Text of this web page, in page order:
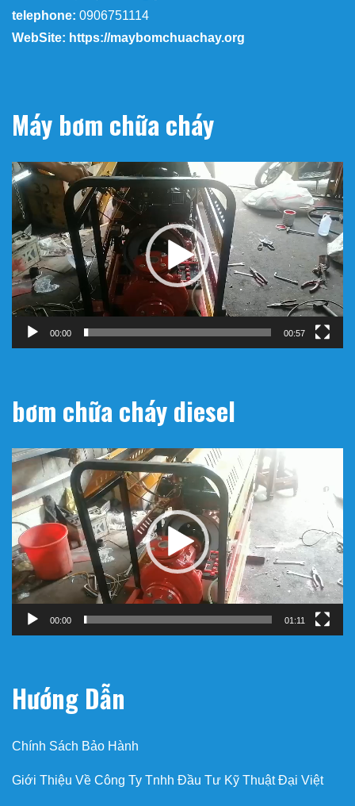
telephone: 0906751114
WebSite: https://maybomchuachay.org
Máy bơm chữa cháy
Trình
chơi
Video
00:00 00:57
bơm chữa cháy diesel
Trình
chơi
Video
00:00 01:11
Hướng Dẫn
Chính Sách Bảo Hành
Giới Thiệu Về Công Ty Tnhh Đầu Tư Kỹ Thuật Đại Việt